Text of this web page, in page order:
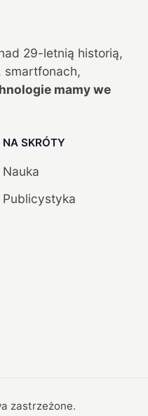
29-letnią historią,
smartfonach,
mamy we
NA SKRÓTY
Nauka
Publicystyka
zastrzeżone.